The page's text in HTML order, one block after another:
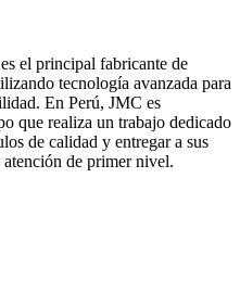
el principal fabricante de
tecnología avanzada para
En Perú, JMC es
que realiza un trabajo dedicado
de calidad y entregar a sus
de primer nivel.